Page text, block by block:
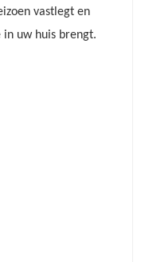
hun vorm
ruimte voor uw
Of u nu de
of moderne
vastlegt en
uw huis brengt.